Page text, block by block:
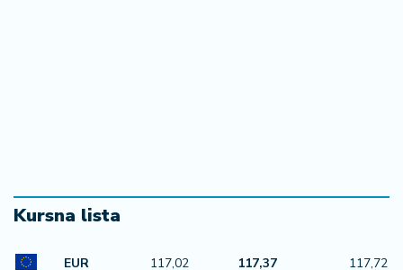
Kursna lista
EUR 117,02 117,37 117,72